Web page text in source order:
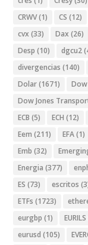
CRWV(1) CS (12)
cvx (33) Dax (26)
Desp (10) dgcu2
divergencias (140)
Dolar(1671)
Dow Jones
ECB (5) ECH (12)
Eem (211) EFA(1)
Emb (32)
Energia (377)
ES (73) escritos
ETFs (1723)
eurgbp (1) EURILS
eurusd (105)